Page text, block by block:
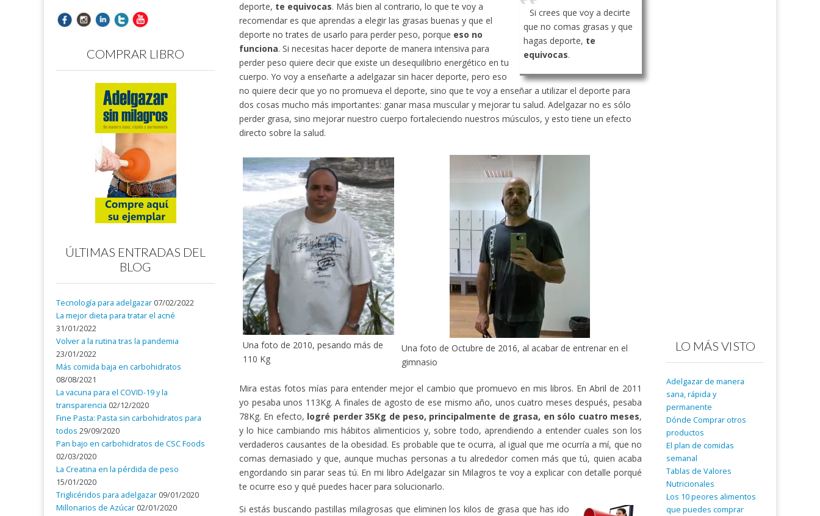
Si crees que voy a decirte
que no comas grasas y que
hagas deporte, te
equivocas.
deporte, te equivocas. Más bien al contrario, lo que te voy a
recomendar es que aprendas a elegir las grasas buenas y que el
deporte no trates de usarlo para perder peso, porque eso no
funciona. Si necesitas hacer deporte de manera intensiva para
perder peso quiere decir que existe un desequilibrio energético en tu
cuerpo. Yo voy a enseñarte a adelgazar sin hacer deporte, pero eso
no quiere decir que yo no promueva el deporte, sino que te voy a enseñar a utilizar el deporte para
dos cosas mucho más importantes: ganar masa muscular y mejorar tu salud. Adelgazar no es sólo
perder grasa, sino mejorar nuestro cuerpo fortaleciendo nuestros músculos, y esto tiene un efecto
directo sobre la salud.
Una foto de 2010, pesando más de
110 Kg
Una foto de Octubre de 2016, al acabar de entrenar en el
gimnasio
Mira estas fotos mías para entender mejor el cambio que promuevo en mis libros. En Abril de 2011
yo pesaba unos 113Kg. A finales de agosto de ese mismo año, unos cuatro meses después, pesaba
78Kg. En efecto, logré perder 35Kg de peso, principalmente de grasa, en sólo cuatro meses,
y lo hice cambiando mis hábitos alimenticios y, sobre todo, aprendiendo a entender cuales son los
verdaderos causantes de la obesidad. Es probable que te ocurra, al igual que me ocurría a mí, que no
comas demasiado y que, aunque muchas personas a tu alrededor comen más que tú, quien acaba
engordando sin parar seas tú. En mi libro Adelgazar sin Milagros te voy a explicar con detalle porqué
te ocurre eso y qué puedes hacer para solucionarlo.
Si estás buscando pastillas milagrosas que eliminen los kilos de grasa que has ido
COMPRAR LIBRO
ÚLTIMAS ENTRADAS DEL
BLOG
Tecnología para adelgazar 07/02/2022
La mejor dieta para tratar el acné
31/01/2022
Volver a la rutina tras la pandemia
23/01/2022
Más comida baja en carbohidratos
08/08/2021
La vacuna para el COVID-19 y la
transparencia 02/12/2020
Fine Pasta: Pasta sin carbohidratos para
todos 29/09/2020
Pan bajo en carbohidratos de CSC Foods
02/03/2020
La Creatina en la pérdida de peso
15/01/2020
Triglicéridos para adelgazar 09/01/2020
Millonarios de Azúcar 02/01/2020
LO MÁS VISTO
Adelgazar de manera
sana, rápida y
permanente
Dónde Comprar otros
productos
El plan de comidas
semanal
Tablas de Valores
Nutricionales
Los 10 peores alimentos
que puedes comprar